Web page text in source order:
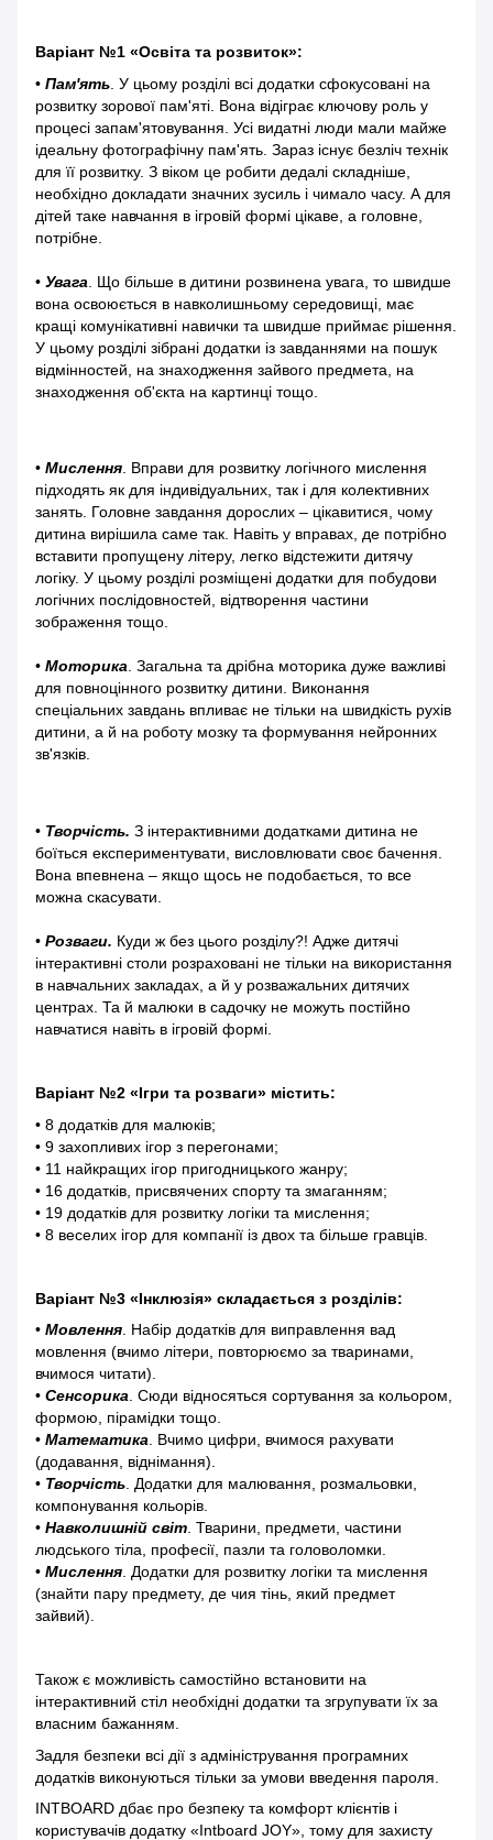
Варіант №1 «Освіта та розвиток»:
• Пам'ять . У цьому розділі всі додатки сфокусовані на
розвитку зорової пам'яті. Вона відіграє ключову роль у
процесі запам'ятовування. Усі видатні люди мали майже
ідеальну фотографічну пам'ять. Зараз існує безліч технік
для її розвитку. З віком це робити дедалі складніше,
необхідно докладати значних зусиль і чимало часу. А для
дітей таке навчання в ігровій формі цікаве, а головне,
потрібне.
• Увага . Що більше в дитини розвинена увага, то швидше
вона освоюється в навколишньому середовищі, має
кращі комунікативні навички та швидше приймає рішення.
У цьому розділі зібрані додатки із завданнями на пошук
відмінностей, на знаходження зайвого предмета, на
знаходження об'єкта на картинці тощо.
• Мислення. Вправи для розвитку логічного мислення
підходять як для індивідуальних, так і для колективних
занять. Головне завдання дорослих – цікавитися, чому
дитина вирішила саме так. Навіть у вправах, де потрібно
вставити пропущену літеру, легко відстежити дитячу
логіку. У цьому розділі розміщені додатки для побудови
логічних послідовностей, відтворення частини
зображення тощо.
• Моторика. Загальна та дрібна моторика дуже важливі
для повноцінного розвитку дитини. Виконання
спеціальних завдань впливає не тільки на швидкість рухів
дитини, а й на роботу мозку та формування нейронних
зв'язків.
• Творчість. З інтерактивними додатками дитина не
боїться експериментувати, висловлювати своє бачення.
Вона впевнена – якщо щось не подобається, то все
можна скасувати.
• Розваги. Куди ж без цього розділу?! Адже дитячі
інтерактивні столи розраховані не тільки на використання
в навчальних закладах, а й у розважальних дитячих
центрах. Та й малюки в садочку не можуть постійно
навчатися навіть в ігровій формі.
Варіант №2 «Ігри та розваги» містить:
• 8 додатків для малюків;
• 9 захопливих ігор з перегонами;
• 11 найкращих ігор пригодницького жанру;
• 16 додатків, присвячених спорту та змаганням;
• 19 додатків для розвитку логіки та мислення;
• 8 веселих ігор для компанії із двох та більше гравців.
Варіант №3 «Інклюзія» складається з розділів:
• Мовлення . Набір додатків для виправлення вад
мовлення (вчимо літери, повторюємо за тваринами,
вчимося читати).
• Сенсорика . Сюди відносяться сортування за кольором,
формою, пірамідки тощо.
• Математика . Вчимо цифри, вчимося рахувати
(додавання, віднімання).
• Творчість . Додатки для малювання, розмальовки,
компонування кольорів.
• Навколишній світ . Тварини, предмети, частини
людського тіла, професії, пазли та головоломки.
• Мислення . Додатки для розвитку логіки та мислення
(знайти пару предмету, де чия тінь, який предмет
зайвий).
Також є можливість самостійно встановити на
інтерактивний стіл необхідні додатки та згрупувати їх за
власним бажанням.
Задля безпеки всі дії з адміністрування програмних
додатків виконуються тільки за умови введення пароля.
INTBOARD дбає про безпеку та комфорт клієнтів і
користувачів додатку «Intboard JOY», тому для захисту